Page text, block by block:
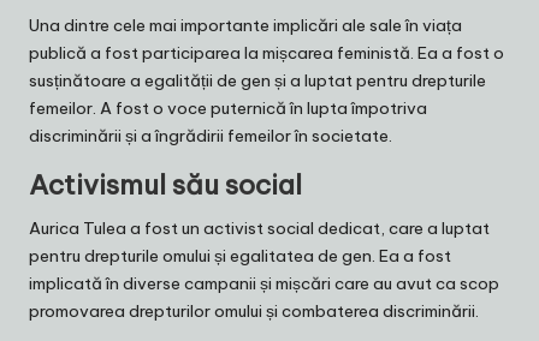
Una dintre cele mai importante implicări ale sale în viața
publică a fost participarea la mișcarea feministă. Ea a fost o
susținătoare a egalității de gen și a luptat pentru drepturile
femeilor. A fost o voce puternică în lupta împotriva
discriminării și a îngrădirii femeilor în societate.
Activismul său social
Aurica Tulea a fost un activist social dedicat, care a luptat
pentru drepturile omului și egalitatea de gen. Ea a fost
implicată în diverse campanii și mișcări care au avut ca scop
promovarea drepturilor omului și combaterea discriminării.